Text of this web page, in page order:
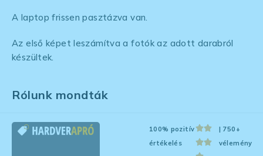
A laptop frissen pasztázva van.
Az első képet leszámítva a fotók az adott darabról
készültek.
Rólunk mondták
100% pozitív
értékelés
| 750+
vélemény